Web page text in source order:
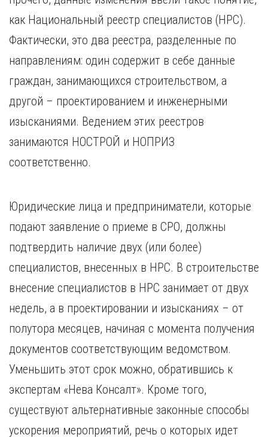
Кемерово
Киров
Курган
Курск
Л
Липецк
М
Мурманск
Н
Набережные Челны
Нижний Новгород
Нижний Тагил
Новокузнецк
Тюмень
У
Улан-Удэ
Ульяновск
Хабаровск
Чебоксары
Я
Ярославль
как Национальный реестр специалистов (НРС).
Фактически, это два реестра, разделенные по
направлениям: один содержит в себе данные
граждан, занимающихся строительством, а
другой – проектированием и инженерными
изысканиями. Ведением этих реестров
занимаются НОСТРОЙ и НОПРИЗ
соответственно.
Юридические лица и предприниматели, которые
подают заявление о приеме в СРО, должны
подтвердить наличие двух (или более)
специалистов, внесенных в НРС. В строительстве
внесение специалистов в НРС занимает от двух
недель, а в проектировании и изысканиях – от
полутора месяцев, начиная с момента получения
документов соответствующим ведомством.
Уменьшить этот срок можно, обратившись к
экспертам «Нева Консалт». Кроме того,
существуют альтернативные законные способы
ускорения мероприятий, речь о которых идет